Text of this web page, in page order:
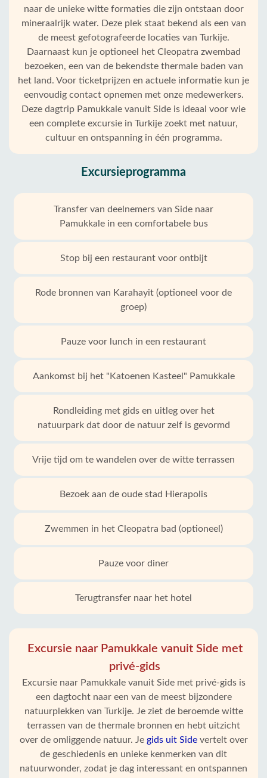
naar de unieke witte formaties die zijn ontstaan door
mineraalrijk water. Deze plek staat bekend als een van
de meest gefotografeerde locaties van Turkije.
Daarnaast kun je optioneel het Cleopatra zwembad
bezoeken, een van de bekendste thermale baden van
het land. Voor ticketprijzen en actuele informatie kun je
eenvoudig contact opnemen met onze medewerkers.
Deze dagtrip Pamukkale vanuit Side is ideaal voor wie
een complete excursie in Turkije zoekt met natuur,
cultuur en ontspanning in één programma.
Excursieprogramma
Transfer van deelnemers van Side naar
Pamukkale in een comfortabele bus
Stop bij een restaurant voor ontbijt
Rode bronnen van Karahayit (optioneel voor de
groep)
Pauze voor lunch in een restaurant
Aankomst bij het "Katoenen Kasteel" Pamukkale
Rondleiding met gids en uitleg over het
natuurpark dat door de natuur zelf is gevormd
Vrije tijd om te wandelen over de witte terrassen
Bezoek aan de oude stad Hierapolis
Zwemmen in het Cleopatra bad (optioneel)
Pauze voor diner
Terugtransfer naar het hotel
Excursie naar Pamukkale vanuit Side met
privé-gids
Excursie naar Pamukkale vanuit Side met privé-gids is
een dagtocht naar een van de meest bijzondere
natuurplekken van Turkije. Je ziet de beroemde witte
terrassen van de thermale bronnen en hebt uitzicht
over de omliggende natuur. Je gids uit Sidevertelt over
de geschiedenis en unieke kenmerken van dit
natuurwonder, zodat je dag interessant en ontspannen